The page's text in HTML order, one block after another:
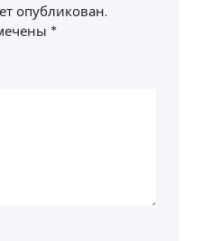
опубликован.
*